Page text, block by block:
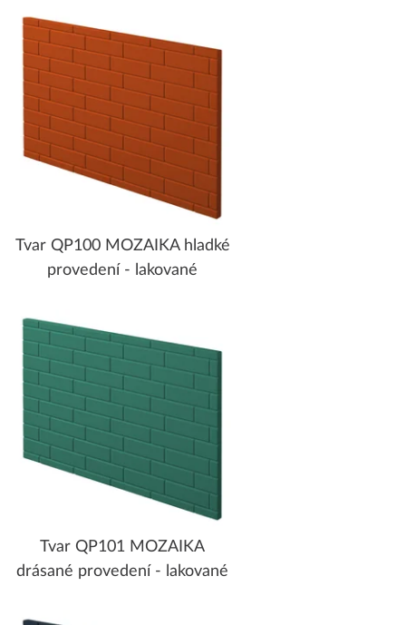
Tvar QP100 MOZAIKA hladké
provedení - lakované
Tvar QP101 MOZAIKA
drásané provedení - lakované